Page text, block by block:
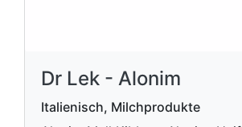
Dr Lek - Alonim
Italienisch, Milchprodukte